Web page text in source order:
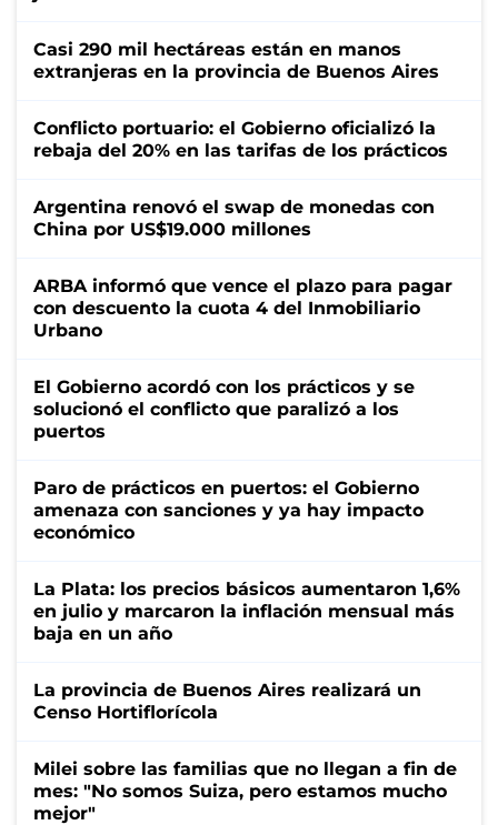
Casi 290 mil hectáreas están en manos
extranjeras en la provincia de Buenos Aires
Conflicto portuario: el Gobierno oficializó la
rebaja del 20% en las tarifas de los prácticos
Argentina renovó el swap de monedas con
China por US$19.000 millones
ARBA informó que vence el plazo para pagar
con descuento la cuota 4 del Inmobiliario
Urbano
El Gobierno acordó con los prácticos y se
solucionó el conflicto que paralizó a los
puertos
Paro de prácticos en puertos: el Gobierno
amenaza con sanciones y ya hay impacto
económico
La Plata: los precios básicos aumentaron 1,6%
en julio y marcaron la inflación mensual más
baja en un año
La provincia de Buenos Aires realizará un
Censo Hortiflorícola
Milei sobre las familias que no llegan a fin de
mes: "No somos Suiza, pero estamos mucho
mejor"